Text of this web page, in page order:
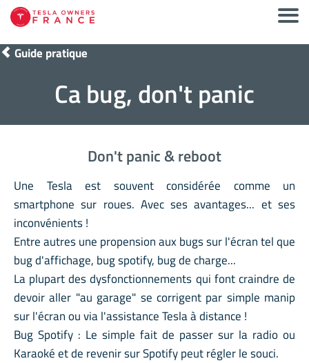
Guide pratique
Ca bug, don't panic
Don't panic & reboot
Une Tesla est souvent considérée comme un
smartphone sur roues. Avec ses avantages... et ses
inconvénients !
Entre autres une propension aux bugs sur l'écran tel que
bug d'affichage, bug spotify, bug de charge...
La plupart des dysfonctionnements qui font craindre de
devoir aller "au garage" se corrigent par simple manip
sur l'écran ou via l'assistance Tesla à distance !
Bug Spotify : Le simple fait de passer sur la radio ou
Karaoké et de revenir sur Spotify peut régler le souci.